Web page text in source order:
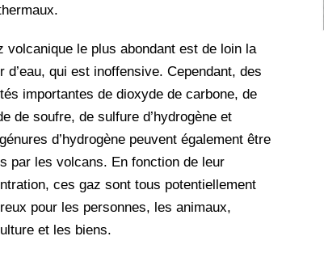
volcanique le plus abondant est de loin la
d’eau, qui est inoffensive. Cependant, des
importantes de dioxyde de carbone, de
de soufre, de sulfure d’hydrogène et
d’hydrogène peuvent également être
par les volcans. En fonction de leur
ces gaz sont tous potentiellement
pour les personnes, les animaux,
et les biens.